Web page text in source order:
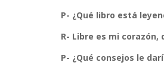
P- ¿Qué libro está
R- Libre es mi corazón,
P- ¿Qué consejos le